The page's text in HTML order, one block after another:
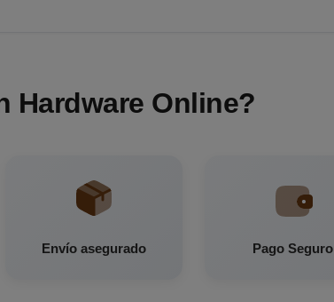
Hardware Online?
Envío asegurado Pago Seguro